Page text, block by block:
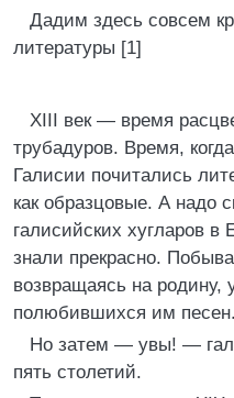
Дадим здесь совсем
литературы [1]
XIII век — время
трубадуров. Время,
Галисии почитались
как образцовые. А надо
галисийских хугларов в
знали прекрасно.
возвращаясь на родину,
полюбившихся им песен.
Но затем — увы! —
пять столетий.